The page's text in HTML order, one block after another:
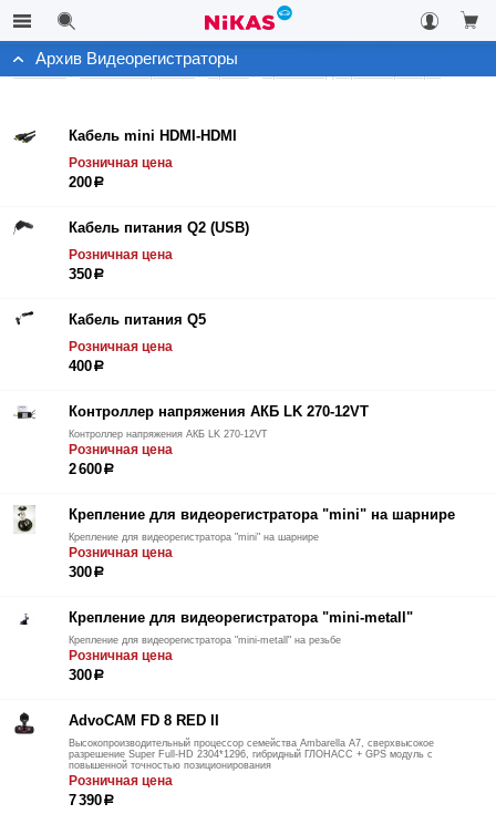
Каталог Автоэлектроника Архив
Архив Видеорегистраторы
Кабель mini HDMI-HDMI
Розничная цена
200р
Кабель питания Q2 (USB)
Розничная цена
350р
Кабель питания Q5
Розничная цена
400р
Контроллер напряжения АКБ LK 270-12VT
Контроллер напряжения АКБ LK 270-12VT
Розничная цена
2 600р
Крепление для видеорегистратора "mini" на шарнире
Крепление для видеорегистратора "mini" на шарнире
Розничная цена
300р
Крепление для видеорегистратора "mini-metall"
Крепление для видеорегистратора "mini-metall" на резьбе
Розничная цена
300р
AdvoCAM FD 8 RED II
Высокопроизводительный процессор семейства Ambarella A7, сверхвысокое
разрешение Super Full-HD 2304*1296, гибридный ГЛОНАСС + GPS модуль с
повышенной точностью позиционирования
Розничная цена
7 390р